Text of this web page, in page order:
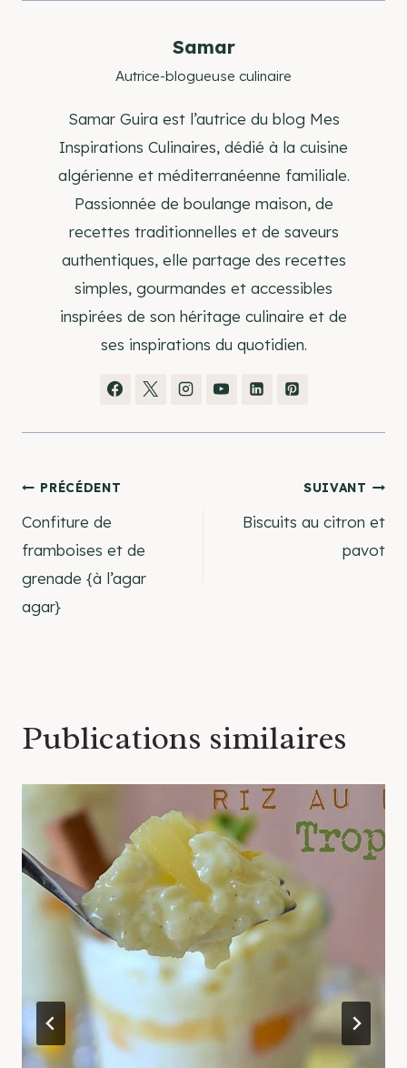
Samar
Autrice-blogueuse culinaire
Samar Guira est l’autrice du blog Mes
Inspirations Culinaires, dédié à la cuisine
algérienne et méditerranéenne familiale.
Passionnée de boulange maison, de
recettes traditionnelles et de saveurs
authentiques, elle partage des recettes
simples, gourmandes et accessibles
inspirées de son héritage culinaire et de
ses inspirations du quotidien.
Navigation
de
l’article
PRÉCÉDENT
Confiture de
framboises et de
grenade {à l’agar
agar}
SUIVANT
Biscuits au citron et
pavot
Publications similaires